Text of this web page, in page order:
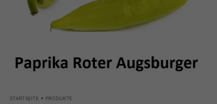
STARTSEITE PRODUKTE